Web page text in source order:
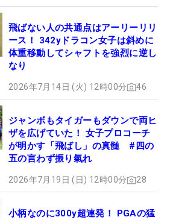
飛ばない人の共通点はアーリーリリ
ース！ 342yドラコン女子は斜めに
体重移動してシャフトを強烈に逆し
なり
2026年7月14日 (火) 12時00分 46
ジャンボもタイガーもダウンで両ヒ
ザを広げていた！ 女子プロコーチ
が明かす「飛ばし」の真髄 #四の
五の言わず振り氣れ
2026年7月19日 (日) 12時00分 28
小柄なのに300y超連発！ PGAの猛